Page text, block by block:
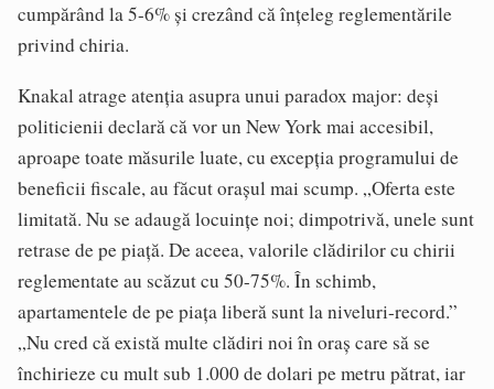
cumpărând la 5-6% și crezând că înțeleg reglementările
privind chiria.
Knakal atrage atenția asupra unui paradox major: deși
politicienii declară că vor un New York mai accesibil,
aproape toate măsurile luate, cu excepția programului de
beneficii fiscale, au făcut orașul mai scump. „Oferta este
limitată. Nu se adaugă locuințe noi; dimpotrivă, unele sunt
retrase de pe piață. De aceea, valorile clădirilor cu chirii
reglementate au scăzut cu 50-75%. În schimb,
apartamentele de pe piața liberă sunt la niveluri-record.”
„Nu cred că există multe clădiri noi în oraș care să se
închirieze cu mult sub 1.000 de dolari pe metru pătrat, iar